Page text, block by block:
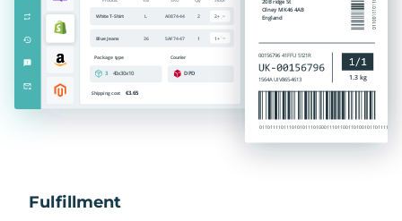
Fulfillment